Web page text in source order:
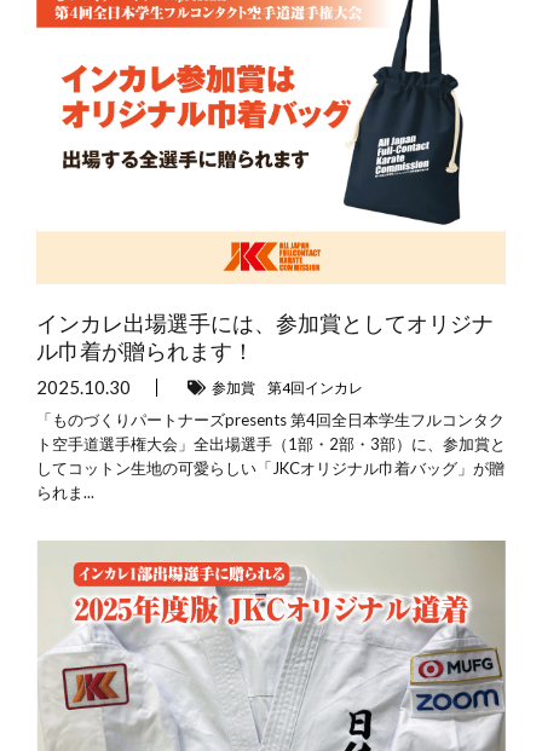
インカレ出場選手には、参加賞としてオリジナ
ル巾着が贈られます！
2025.10.30 参加賞 第4回インカレ
「ものづくりパートナーズpresents 第4回全日本学生フルコンタク
ト空手道選手権大会」全出場選手（1部・2部・3部）に、参加賞と
してコットン生地の可愛らしい「JKCオリジナル巾着バッグ」が贈
られま...